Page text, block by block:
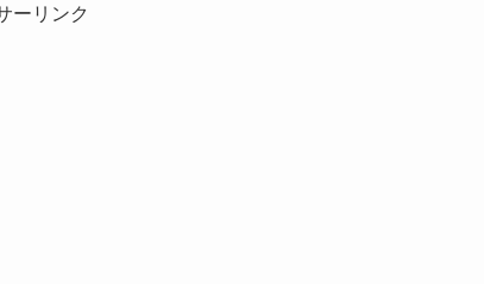
ーリンク